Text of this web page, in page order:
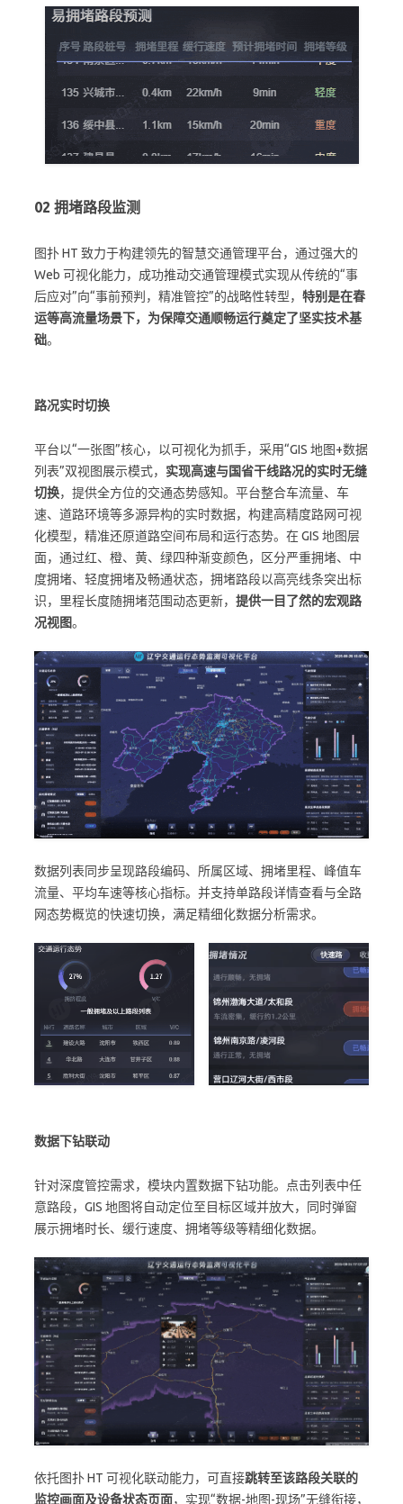
02 拥堵路段监测
图扑 HT 致力于构建领先的智慧交通管理平台，通过强大的
Web 可视化能力，成功推动交通管理模式实现从传统的“事
后应对”向“事前预判，精准管控”的战略性转型， 特别是在春
运等高流量场景下，为保障交通顺畅运行奠定了坚实技术基
础。
路况实时切换
平台以“一张图”核心，以可视化为抓手，采用“GIS 地图+数据
列表”双视图展示模式， 实现高速与国省干线路况的实时无缝
切换，提供全方位的交通态势感知。平台整合车流量、车
速、道路环境等多源异构的实时数据，构建高精度路网可视
化模型，精准还原道路空间布局和运行态势。在 GIS 地图层
面，通过红、橙、黄、绿四种渐变颜色，区分严重拥堵、中
度拥堵、轻度拥堵及畅通状态，拥堵路段以高亮线条突出标
识，里程长度随拥堵范围动态更新， 提供一目了然的宏观路
况视图。
数据列表同步呈现路段编码、所属区域、拥堵里程、峰值车
流量、平均车速等核心指标。并支持单路段详情查看与全路
网态势概览的快速切换，满足精细化数据分析需求。
数据下钻联动
针对深度管控需求，模块内置数据下钻功能。点击列表中任
意路段，GIS 地图将自动定位至目标区域并放大，同时弹窗
展示拥堵时长、缓行速度、拥堵等级等精细化数据。
依托图扑 HT 可视化联动能力，可直接跳转至该路段关联的
监控画面及设备状态页面，实现“数据-地图-现场”无缝衔接，